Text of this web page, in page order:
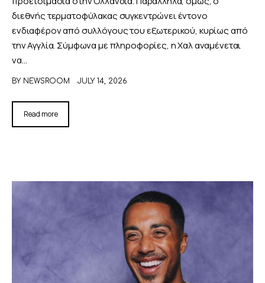
διεθνής τερματοφύλακας συγκεντρώνει έντονο
ενδιαφέρον από συλλόγους του εξωτερικού, κυρίως από
την Αγγλία. Σύμφωνα με πληροφορίες, η Χαλ αναμένεται
να…
BY NEWSROOM JULY 14, 2026
Read more